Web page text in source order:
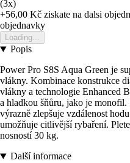
(3x)
+56,00 Kč ziskate na dalsi
objednavky
Loading...
Popis
Power Pro S8S Aqua Green je
vlákny. Kombinace konstrukce
vlákny a technologie Enhanced
a hladkou šňůru, jako je
výrazně zlepšuje vzdálenost
umožňuje citlivější rybaření.
nosností 30 kg.
Další informace